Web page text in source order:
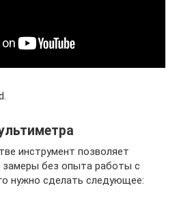
инструмент позволяет
без опыта работы с
нужно сделать следующее: